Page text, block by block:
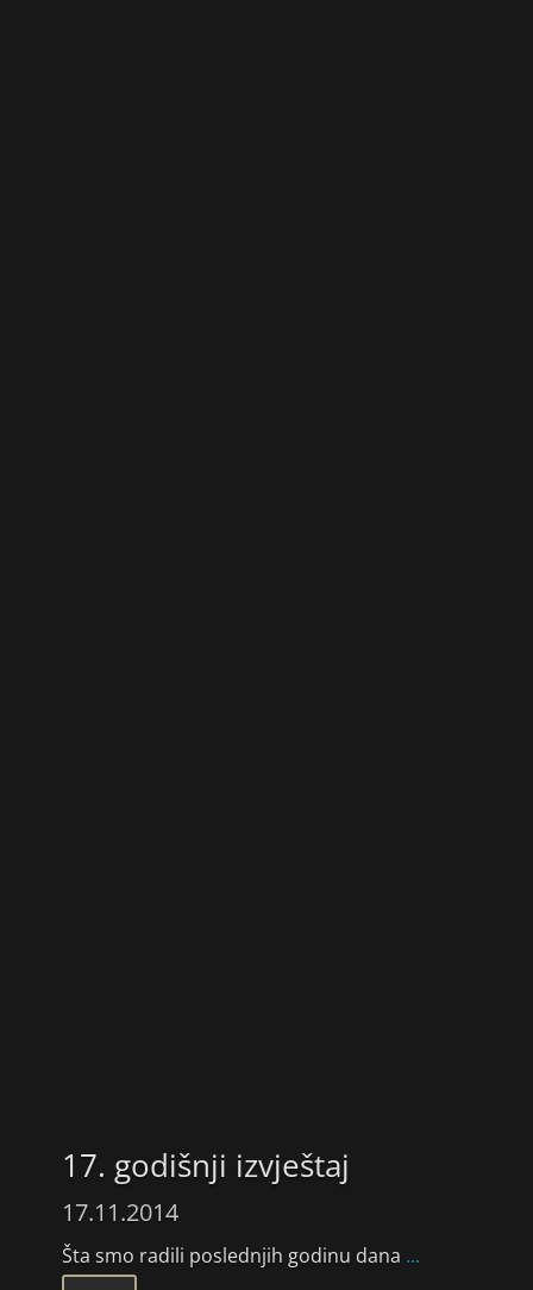
17. godišnji izvještaj
17.11.2014
Šta smo radili poslednjih godinu dana ...